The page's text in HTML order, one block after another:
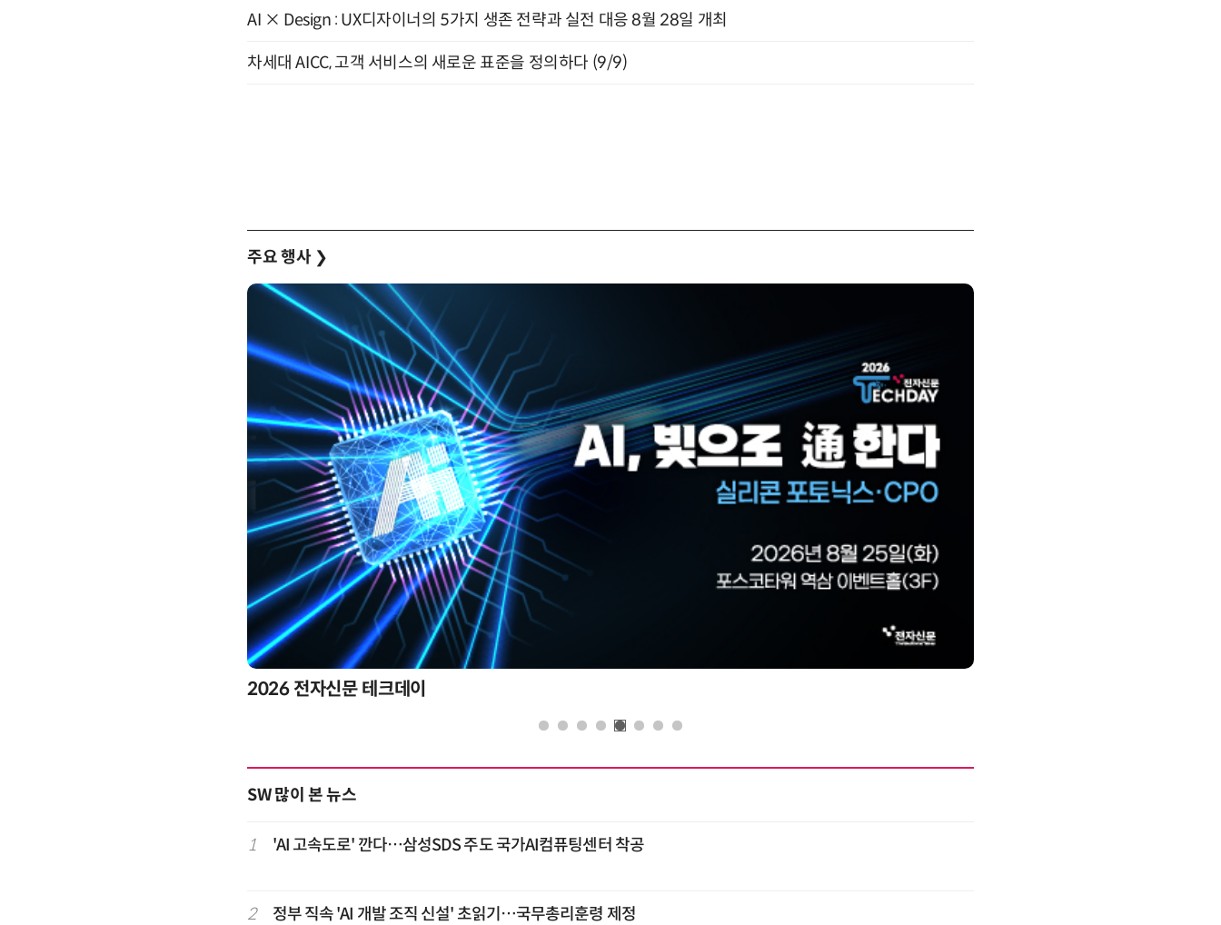
AI × Design : UX디자이너의 5가지 생존 전략과 실전 대응 8월 28일 개최
차세대 AICC, 고객 서비스의 새로운 표준을 정의하다 (9/9)
주요 행사 ❯
2026 전자신문 테크데이
SW 많이 본 뉴스
1 'AI 고속도로' 깐다…삼성SDS 주도 국가AI컴퓨팅센터 착공
2 정부 직속 'AI 개발 조직 신설' 초읽기…국무총리훈령 제정